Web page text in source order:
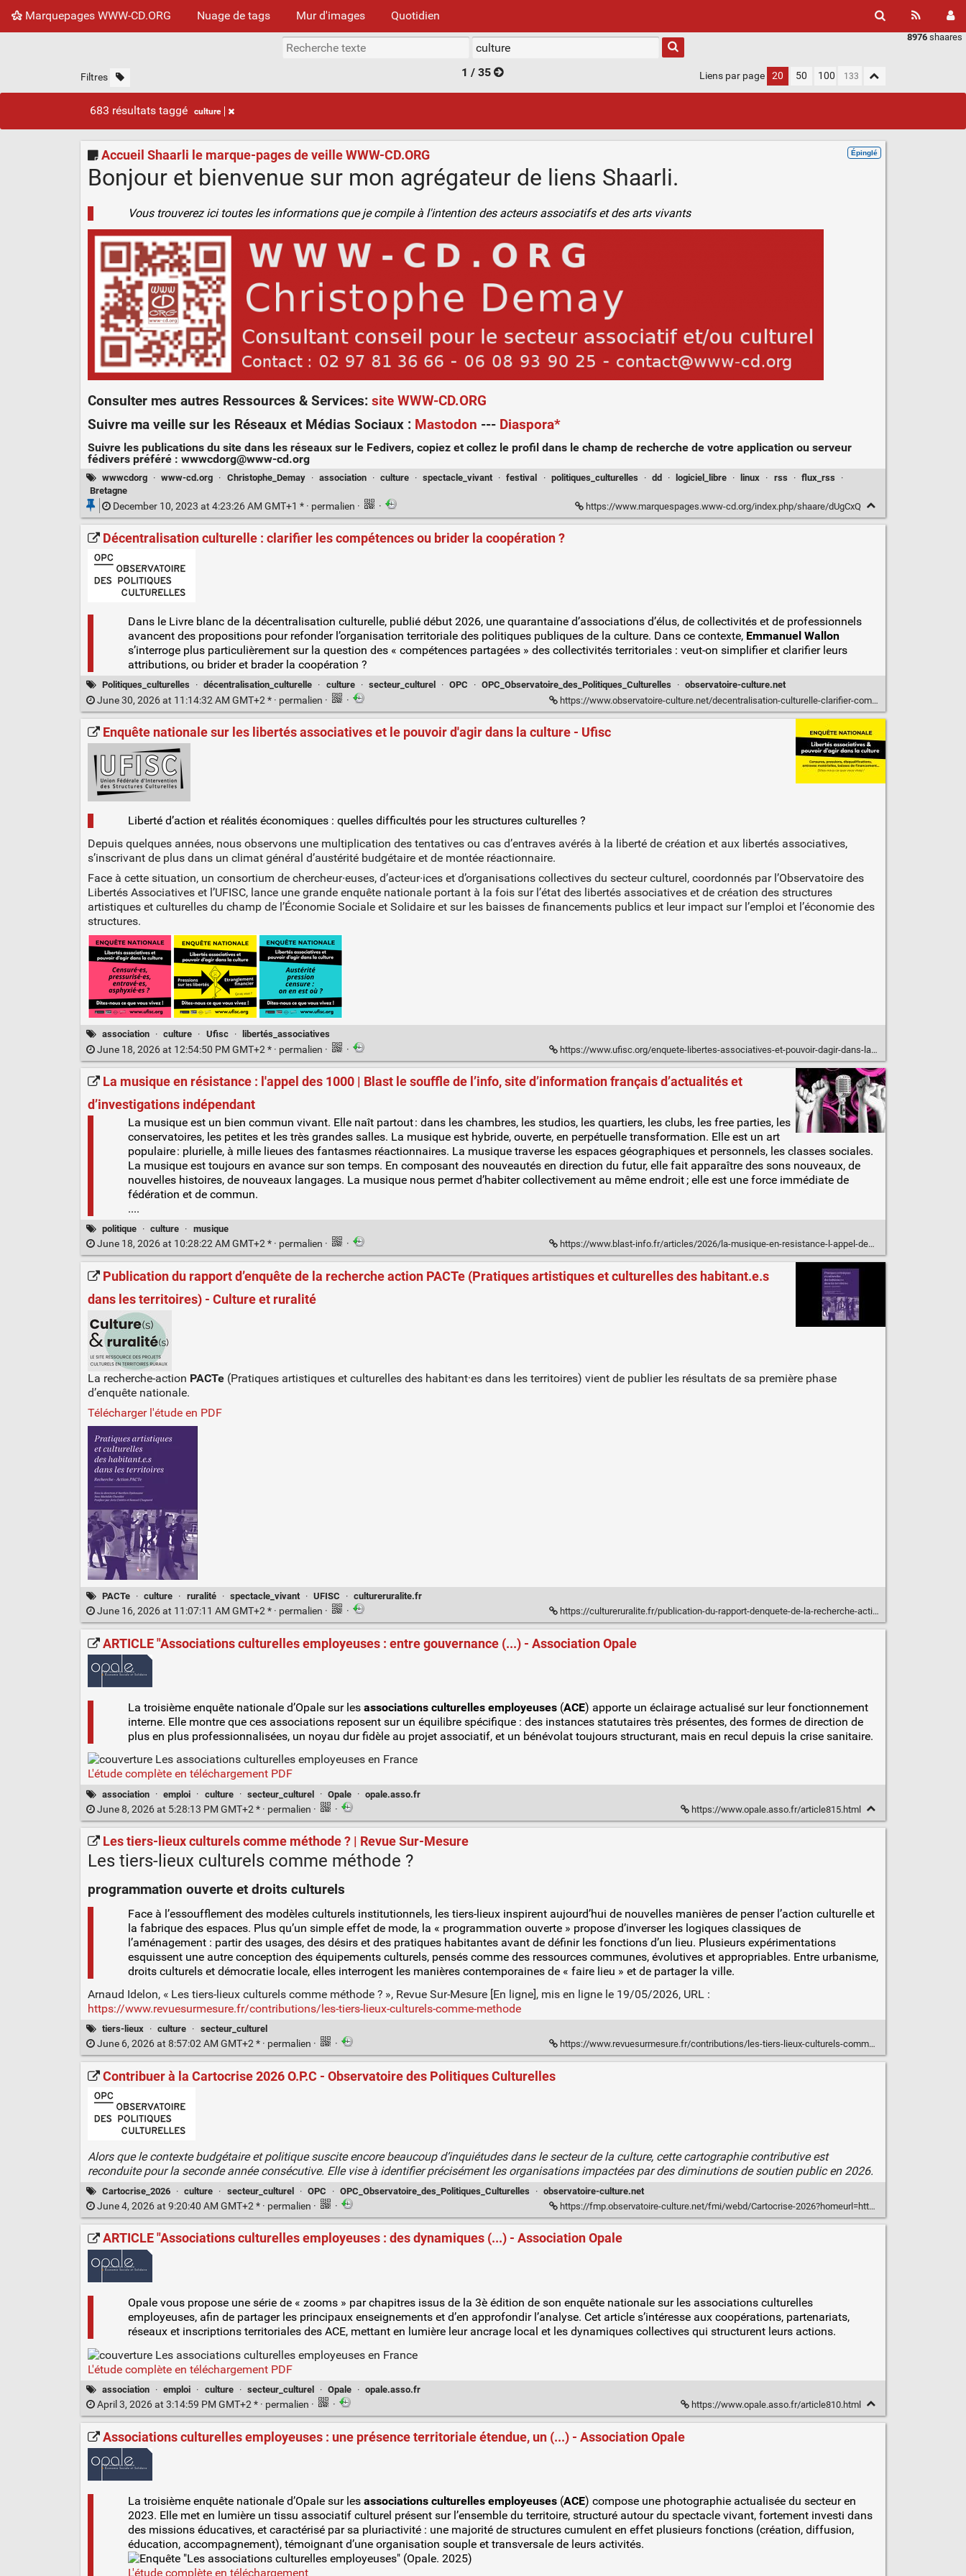
Marquepages WWW-CD.ORG Nuage de tags Mur d'images Quotidien
8976 shaares
Filtres 1 / 35 Liens par page 20 50 100
683 résultats taggé culture
Épinglé
Accueil Shaarli le marque-pages de veille WWW-CD.ORG
Bonjour et bienvenue sur mon agrégateur de liens Shaarli.
Vous trouverez ici toutes les informations que je compile à l'intention des acteurs associatifs et des arts vivants
Consulter mes autres Ressources & Services: site WWW-CD.ORG
Suivre ma veille sur les Réseaux et Médias Sociaux: Mastodon --- Diaspora*
Suivre les publications du site dans les réseaux sur le Fedivers, copiez et collez le profil dans le champ de recherche de votre application ou serveur
fédivers préféré : wwwcdorg@www-cd.org
wwwcdorg · www-cd.org · Christophe_Demay · association · culture · spectacle_vivant · festival · politiques_culturelles · dd · logiciel_libre · linux · rss · flux_rss
·
Bretagne
December 10, 2023 at 4:23:26 AM GMT+1 * · permalien · · https://www.marquespages.www-cd.org/index.php/shaare/dUgCxQ
Décentralisation culturelle : clarifier les compétences ou brider la coopération ?
Dans le Livre blanc de la décentralisation culturelle, publié début 2026, une quarantaine d’associations d’élus, de collectivités et de professionnels
avancent des propositions pour refonder l’organisation territoriale des politiques publiques de la culture. Dans ce contexte, Emmanuel Wallon
s’interroge plus particulièrement sur la question des « compétences partagées » des collectivités territoriales : veut-on simplifier et clarifier leurs
attributions, ou brider et brader la coopération ?
Politiques_culturelles · décentralisation_culturelle · culture · secteur_culturel · OPC · OPC_Observatoire_des_Politiques_Culturelles · observatoire-culture.net
June 30, 2026 at 11:14:32 AM GMT+2 * · permalien · · https://www.observatoire-culture.net/decentralisation-culturelle-clarifier-competences-brider-cooperation/
Enquête nationale sur les libertés associatives et le pouvoir d'agir dans la culture - Ufisc
Liberté d’action et réalités économiques : quelles difficultés pour les structures culturelles ?
Depuis quelques années, nous observons une multiplication des tentatives ou cas d’entraves avérés à la liberté de création et aux libertés associatives,
s’inscrivant de plus dans un climat général d’austérité budgétaire et de montée réactionnaire.
Face à cette situation, un consortium de chercheur∙euses, d’acteur∙ices et d’organisations collectives du secteur culturel, coordonnés par l’Observatoire des
Libertés Associatives et l’UFISC, lance une grande enquête nationale portant à la fois sur l’état des libertés associatives et de création des structures
artistiques et culturelles du champ de l’Économie Sociale et Solidaire et sur les baisses de financements publics et leur impact sur l’emploi et l’économie des
structures.
association · culture · Ufisc · libertés_associatives
June 18, 2026 at 12:54:50 PM GMT+2 * · permalien · · https://www.ufisc.org/enquete-libertes-associatives-et-pouvoir-dagir-dans-la-culture/
La musique en résistance : l'appel des 1000 | Blast le souffle de l’info, site d’information français d’actualités et
d’investigations indépendant
La musique est un bien commun vivant. Elle naît partout : dans les chambres, les studios, les quartiers, les clubs, les free parties, les
conservatoires, les petites et les très grandes salles. La musique est hybride, ouverte, en perpétuelle transformation. Elle est un art
populaire : plurielle, à mille lieues des fantasmes réactionnaires. La musique traverse les espaces géographiques et personnels, les classes sociales.
La musique est toujours en avance sur son temps. En composant des nouveautés en direction du futur, elle fait apparaître des sons nouveaux, de
nouvelles histoires, de nouveaux langages. La musique nous permet d’habiter collectivement au même endroit ; elle est une force immédiate de
fédération et de commun.
....
politique · culture · musique
June 18, 2026 at 10:28:22 AM GMT+2 * · permalien · · https://www.blast-info.fr/articles/2026/la-musique-en-resistance-l-appel-des-1000-p4NLS8sGTcKRis0Eiu1P-A
Publication du rapport d’enquête de la recherche action PACTe (Pratiques artistiques et culturelles des habitant.e.s
dans les territoires) - Culture et ruralité
La recherche-action PACTe(Pratiques artistiques et culturelles des habitant·es dans les territoires) vient de publier les résultats de sa première phase
d’enquête nationale.
Télécharger l'étude en PDF
PACTe · culture · ruralité · spectacle_vivant · UFISC · cultureruralite.fr
June 16, 2026 at 11:07:11 AM GMT+2 * · permalien · · https://cultureruralite.fr/publication-du-rapport-denquete-de-la-recherche-action-pacte-pratiques-artistiques-et-culturelles-des-habitant-e-s-dans-les-territoires/
ARTICLE "Associations culturelles employeuses : entre gouvernance (...) - Association Opale
La troisième enquête nationale d’Opale sur les associations culturelles employeuses(ACE) apporte un éclairage actualisé sur leur fonctionnement
interne. Elle montre que ces associations reposent sur un équilibre spécifique : des instances statutaires très présentes, des formes de direction de
plus en plus professionnalisées, un noyau dur fidèle au projet associatif, et un bénévolat toujours structurant, mais en recul depuis la crise sanitaire.
L'étude complète en téléchargement PDF
association · emploi · culture · secteur_culturel · Opale · opale.asso.fr
June 8, 2026 at 5:28:13 PM GMT+2 * · permalien · · https://www.opale.asso.fr/article815.html
Les tiers-lieux culturels comme méthode ? | Revue Sur-Mesure
Les tiers-lieux culturels comme méthode ?
programmation ouverte et droits culturels
Face à l’essoufflement des modèles culturels institutionnels, les tiers-lieux inspirent aujourd’hui de nouvelles manières de penser l’action culturelle et
la fabrique des espaces. Plus qu’un simple effet de mode, la « programmation ouverte » propose d’inverser les logiques classiques de
l’aménagement : partir des usages, des désirs et des pratiques habitantes avant de définir les fonctions d’un lieu. Plusieurs expérimentations
esquissent une autre conception des équipements culturels, pensés comme des ressources communes, évolutives et appropriables. Entre urbanisme,
droits culturels et démocratie locale, elles interrogent les manières contemporaines de « faire lieu » et de partager la ville.
Arnaud Idelon, « Les tiers-lieux culturels comme méthode ? », Revue Sur-Mesure [En ligne], mis en ligne le 19/05/2026, URL :
https://www.revuesurmesure.fr/contributions/les-tiers-lieux-culturels-comme-methode
tiers-lieux · culture · secteur_culturel
June 6, 2026 at 8:57:02 AM GMT+2 * · permalien · · https://www.revuesurmesure.fr/contributions/les-tiers-lieux-culturels-comme-methode
Contribuer à la Cartocrise 2026 O.P.C - Observatoire des Politiques Culturelles
Alors que le contexte budgétaire et politique suscite encore beaucoup d’inquiétudes dans le secteur de la culture, cette cartographie contributive est
reconduite pour la seconde année consécutive. Elle vise à identifier précisément les organisations impactées par des diminutions de soutien public en 2026.
Cartocrise_2026 · culture · secteur_culturel · OPC · OPC_Observatoire_des_Politiques_Culturelles · observatoire-culture.net
June 4, 2026 at 9:20:40 AM GMT+2 * · permalien · · https://fmp.observatoire-culture.net/fmi/webd/Cartocrise-2026?homeurl=https://www.observatoire-culture.net
ARTICLE "Associations culturelles employeuses : des dynamiques (...) - Association Opale
Opale vous propose une série de « zooms » par chapitres issus de la 3è édition de son enquête nationale sur les associations culturelles
employeuses, afin de partager les principaux enseignements et d’en approfondir l’analyse. Cet article s’intéresse aux coopérations, partenariats,
réseaux et inscriptions territoriales des ACE, mettant en lumière leur ancrage local et les dynamiques collectives qui structurent leurs actions.
L'étude complète en téléchargement PDF
association · emploi · culture · secteur_culturel · Opale · opale.asso.fr
April 3, 2026 at 3:14:59 PM GMT+2 * · permalien · · https://www.opale.asso.fr/article810.html
Associations culturelles employeuses : une présence territoriale étendue, un (...) - Association Opale
La troisième enquête nationale d’Opale sur les associations culturelles employeuses(ACE) compose une photographie actualisée du secteur en
2023. Elle met en lumière un tissu associatif culturel présent sur l’ensemble du territoire, structuré autour du spectacle vivant, fortement investi dans
des missions éducatives, et caractérisé par sa pluriactivité : une majorité de structures cumulent en effet plusieurs fonctions (création, diffusion,
éducation, accompagnement), témoignant d’une organisation souple et transversale de leurs activités.
L'étude complète en téléchargement